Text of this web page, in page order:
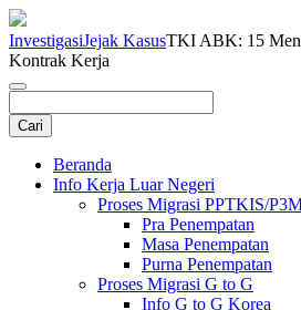
InvestigasiJejak KasusTKI ABK: 15
Kontrak Kerja
Beranda
Info Kerja Luar Negeri
Proses Migrasi PPTKIS/
Pra Penempatan
Masa Penempatan
Purna Penempatan
Proses Migrasi G to G
Info G to G Korea